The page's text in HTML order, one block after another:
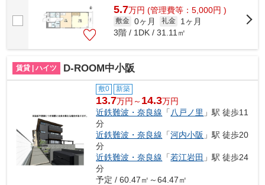
5.7万円 (管理費等：5,000円 )
敷金 0ヶ月 礼金
1ヶ月
3階 / 1DK / 31.11㎡
賃貸 | ハイツ D-ROOM中小阪
敷0 新築
13.7万円～ 14.3万円
近鉄難波・奈良線 「 八戸ノ里 」駅 徒歩11
分
近鉄難波・奈良線 「河内小阪 」駅 徒歩20
分
近鉄難波・奈良線 「若江岩田 」駅 徒歩24
分
予定 / 60.47㎡～64.47㎡